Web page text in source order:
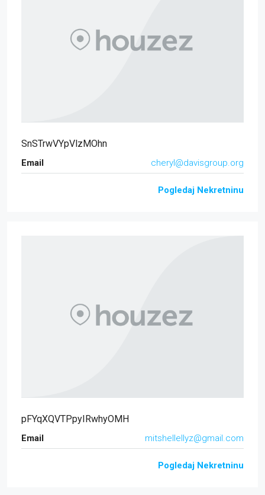
SnSTrwVYpVlzMOhn
Email cheryl@davisgroup.org
Pogledaj Nekretninu
pFYqXQVTPpyIRwhyOMH
Email mitshellellyz@gmail.com
Pogledaj Nekretninu